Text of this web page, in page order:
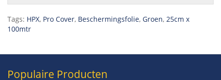
Tags: HPX, Pro Cover, Beschermingsfolie, Groen, 25cm x
100mtr
Populaire Producten